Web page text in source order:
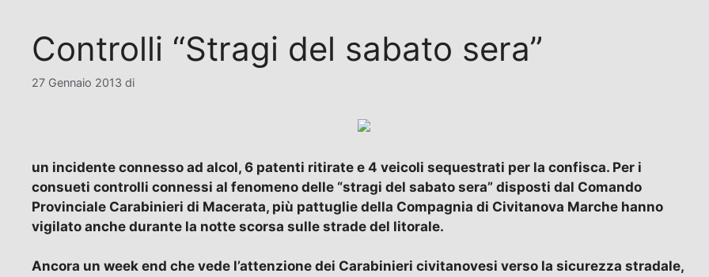
Controlli “Stragi del sabato sera”
27 Gennaio 2013 di
un incidente connesso ad alcol, 6 patenti ritirate e 4 veicoli sequestrati per la confisca. Per i
consueti controlli connessi al fenomeno delle “stragi del sabato sera” disposti dal Comando
Provinciale Carabinieri di Macerata, più pattuglie della Compagnia di Civitanova Marche hanno
vigilato anche durante la notte scorsa sulle strade del litorale.
Ancora un week end che vede l’attenzione dei Carabinieri civitanovesi verso la sicurezza stradale,